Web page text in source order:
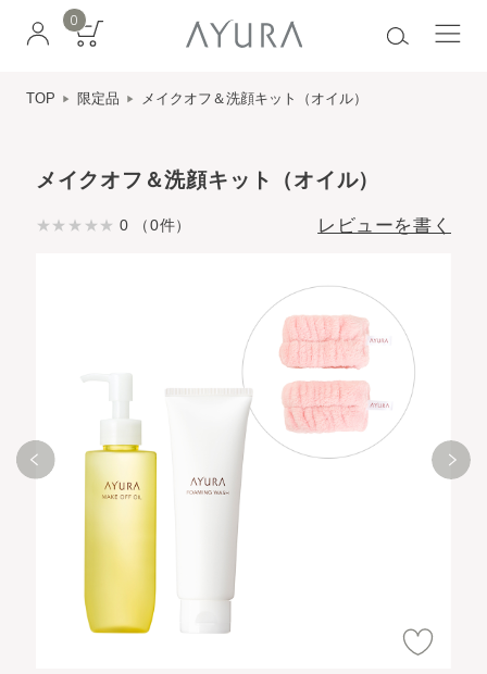
0
TOP 限定品 メイクオフ＆洗顔キット（オイル）
メイクオフ＆洗顔キット（オイル）
0 （0件） レビューを書く